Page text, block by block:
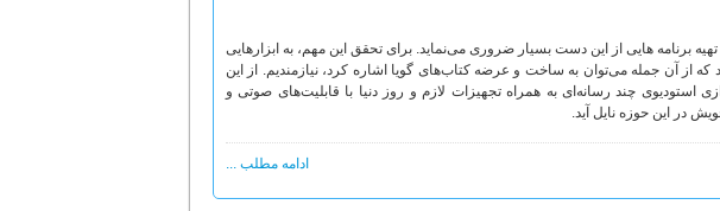
برنامه هایی از این دست بسیار ضروری می‌نماید. برای تحقق این مهم، به ابزارهایی
که از آن جمله می‌توان به ساخت و عرضه کتاب‌های گویا اشاره کرد، نیازمندیم. از این
استودیوی چند رسانه‌ای به همراه تجهیزات لازم و روز دنیا با قابلیت‌های صوتی و
در این حوزه نایل آید.
ادامه مطلب ...